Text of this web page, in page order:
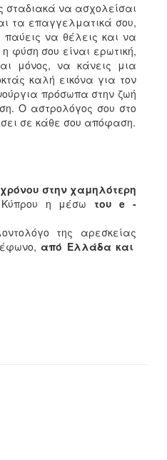
σταδιακά να ασχολείσαι
τα επαγγελματικά σου,
να θέλεις και να
φύση σου είναι ερωτική,
μόνος, να κάνεις μια
καλή εικόνα για τον
πρόσωπα στην ζωή
Ο αστρολόγος σου στο
σε κάθε σου απόφαση.
στην χαμηλότερη
η μέσω του e -
της αρεσκείας
από Ελλάδα και